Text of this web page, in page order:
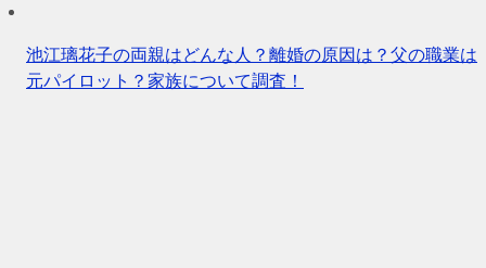
池江璃花子の両親はどんな人？離婚の原因は？父の職業は
元パイロット？家族について調査！